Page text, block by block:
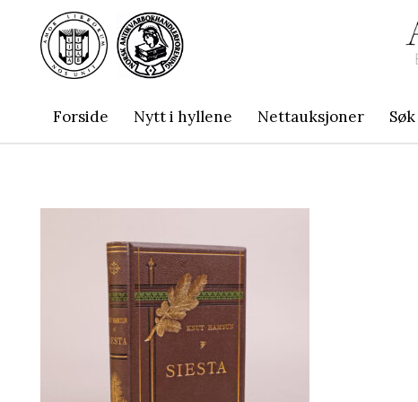
Forside Nytt i hyllene Nettauksjoner